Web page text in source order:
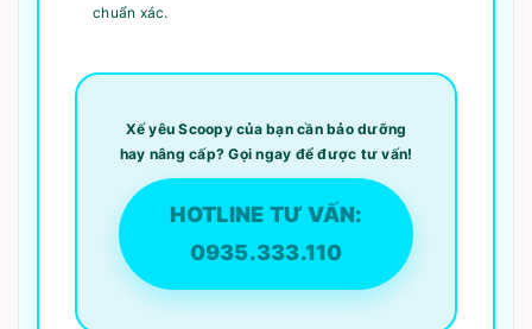
chuẩn xác.
Xế yêu Scoopy của bạn cần bảo dưỡng
hay nâng cấp? Gọi ngay để được tư vấn!
HOTLINE TƯ VẤN:
0935.333.110